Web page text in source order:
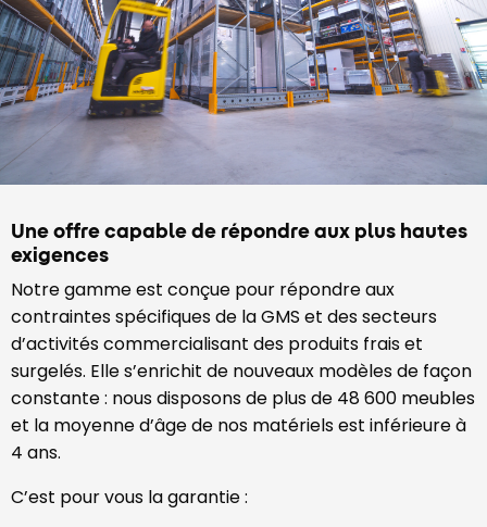
Une offre capable de répondre aux plus hautes
exigences
Notre gamme est conçue pour répondre aux
contraintes spécifiques de la GMS et des secteurs
d’activités commercialisant des produits frais et
surgelés. Elle s’enrichit de nouveaux modèles de façon
constante : nous disposons de plus de 48 600 meubles
et la moyenne d’âge de nos matériels est inférieure à
4 ans.
C’est pour vous la garantie :